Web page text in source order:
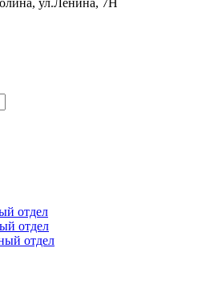
ул.Ленина, 7Н
отдел
отдел
отдел